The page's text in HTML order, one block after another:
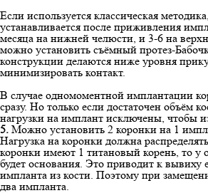
Если используется классическая
устанавливается после приживления
месяца на нижней челюсти, и 3-6 на
можно установить съёмный протез-
конструкции делаются ниже уровня
минимизировать контакт.
В случае одномоментной имплантации
сразу. Но только если достаточен объём
нагрузки на имплант исключены, чтобы
5. Можно установить 2 коронки на 1
Нагрузка на коронки должна
коронки имеют 1 титановый корень, то у
будет основания. Это приводит к вывиху
импланта из кости. Поэтому при
два импланта.